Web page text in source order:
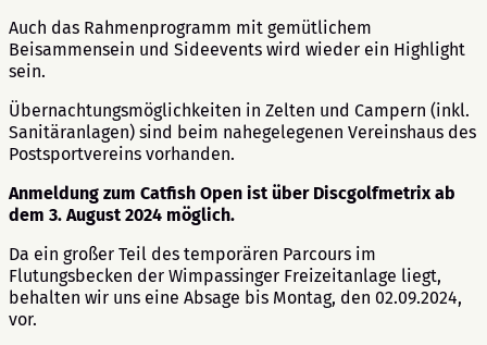
Auch das Rahmenprogramm mit gemütlichem
Beisammensein und Sideevents wird wieder ein Highlight
sein.
Übernachtungsmöglichkeiten in Zelten und Campern (inkl.
Sanitäranlagen) sind beim nahegelegenen Vereinshaus des
Postsportvereins vorhanden.
Anmeldung zum Catfish Open ist über Discgolfmetrix ab
dem 3. August 2024 möglich.
Da ein großer Teil des temporären Parcours im
Flutungsbecken der Wimpassinger Freizeitanlage liegt,
behalten wir uns eine Absage bis Montag, den 02.09.2024,
vor.